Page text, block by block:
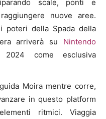
scale, ponti e
nuove aree.
poteri della Spada della
arriverà su Nintendo
come esclusiva
Moira mentre corre,
in questo platform
ritmici. Viaggia